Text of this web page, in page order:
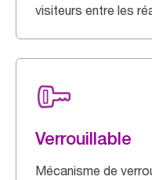
visiteurs entre les
Verrouillable
Mécanisme de